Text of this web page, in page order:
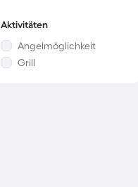
Aktivitäten
Angelmöglichkeit
Grill